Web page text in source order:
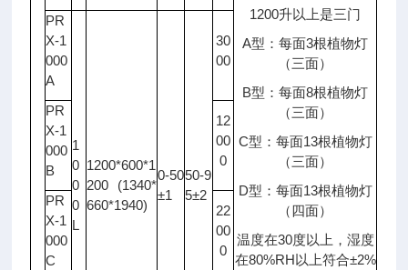
1200升以上是三门
A型：每面3根植物灯
（三面）
B型：每面8根植物灯
（三面）
C型：每面13根植物灯
（三面）
D型：每面13根植物灯
（四面）
温度在30度以上，湿度
在80%RH以上符合±2%
PR
X-1
000
A
1
0
0
0
L
1200*600*1
200 (1340*
660*1940)
0-50
±1
50-9
5±2
30
00
PR
X-1
000
B
12
00
0
PR
X-1
000
C
22
00
0